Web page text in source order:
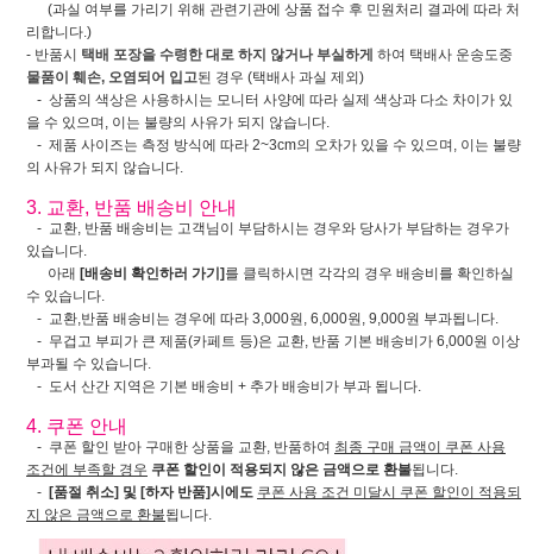
(과실 여부를 가리기 위해 관련기관에 상품 접수 후 민원처리 결과에 따라 처
리합니다.)
- 반품시 택배 포장을 수령한 대로 하지 않거나 부실하게 하여 택배사 운송도중
물품이 훼손, 오염되어 입고된 경우 (택배사 과실 제외)
- 상품의 색상은 사용하시는 모니터 사양에 따라 실제 색상과 다소 차이가 있
을 수 있으며, 이는 불량의 사유가 되지 않습니다.
- 제품 사이즈는 측정 방식에 따라 2~3cm의 오차가 있을 수 있으며, 이는 불량
의 사유가 되지 않습니다.
3. 교환, 반품 배송비 안내
- 교환, 반품 배송비는 고객님이 부담하시는 경우와 당사가 부담하는 경우가
있습니다.
아래 [배송비 확인하러 가기] 를 클릭하시면 각각의 경우 배송비를 확인하실
수 있습니다.
- 교환,반품 배송비는 경우에 따라 3,000원, 6,000원, 9,000원 부과됩니다.
- 무겁고 부피가 큰 제품(카페트 등)은 교환, 반품 기본 배송비가 6,000원 이상
부과될 수 있습니다.
- 도서 산간 지역은 기본 배송비 + 추가 배송비가 부과 됩니다.
4. 쿠폰 안내
- 쿠폰 할인 받아 구매한 상품을 교환, 반품하여 최종 구매 금액이 쿠폰 사용
조건에 부족할 경우 쿠폰 할인이 적용되지 않은 금액으로 환불됩니다.
- [품절 취소] 및 [하자 반품]시에도 쿠폰 사용 조건 미달시 쿠폰 할인이 적용되
지 않은 금액으로 환불됩니다.